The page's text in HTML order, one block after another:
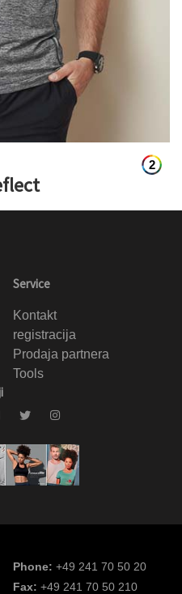
2
Service
Kontakt
registracija
Prodaja partnera
Tools
Phone: +49 241 70 50 20
Fax: +49 241 70 50 210